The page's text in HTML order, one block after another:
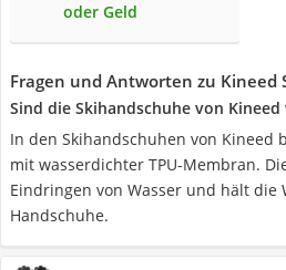
oder Geld
Fragen und Antworten zu Kineed
Sind die Skihandschuhe von Kineed
In den Skihandschuhen von Kineed
mit wasserdichter TPU-Membran.
Eindringen von Wasser und hält die
Handschuhe.